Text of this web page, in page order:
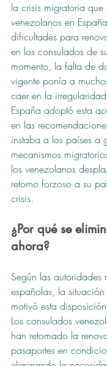
la crisis migratoria que
venezolanos en
dificultades para
en los consulados de
momento, la falta de
vigente ponía a
caer en la
España adoptó esta
en las
instaba a los países a
mecanismos
los venezolanos
retorno forzoso a su
crisis.
¿Por qué se
ahora?
Según las autoridades
españolas, la
motivó esta
Los consulados
han retomado la
pasaportes en